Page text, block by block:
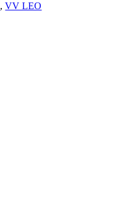
,VV LEO